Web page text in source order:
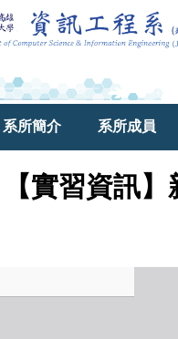
系所簡介 系所成員
【實習資訊